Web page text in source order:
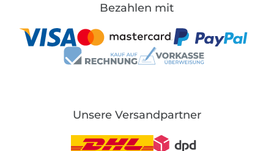
Bezahlen mit
Unsere Versandpartner